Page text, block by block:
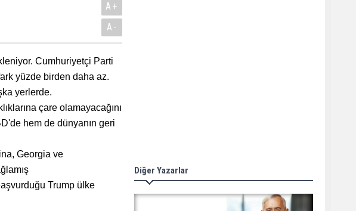
A+
A-
Cumhuriyetçi Parti
yüzde birden daha az.
yerlerde.
çare olamayacağını
hem de dünyanın geri
Georgia ve
Trump ülke
Diğer Yazarlar